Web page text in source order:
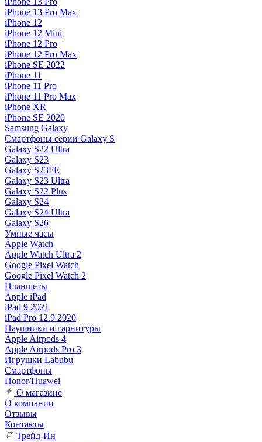
iPhone 13 Pro Max
iPhone 12
iPhone 12 Mini
iPhone 12 Pro
iPhone 12 Pro Max
iPhone SE 2022
iPhone 11
iPhone 11 Pro
iPhone 11 Pro Max
iPhone XR
iPhone SE 2020
Samsung Galaxy
Смартфоны серии Galaxy S
Galaxy S22 Ultra
Galaxy S23
Galaxy S23FE
Galaxy S23 Ultra
Galaxy S22 Plus
Galaxy S24
Galaxy S24 Ultra
Galaxy S26
Умные часы
Apple Watch
Apple Watch Ultra 2
Google Pixel Watch
Google Pixel Watch 2
Планшеты
Apple iPad
iPad 9 2021
iPad Pro 12.9 2020
Наушники и гарнитуры
Apple Airpods 4
Apple Airpods Pro 3
Игрушки Labubu
Смартфоны
Honor/Huawei
О магазине
О компании
Отзывы
Контакты
Трейд-Ин